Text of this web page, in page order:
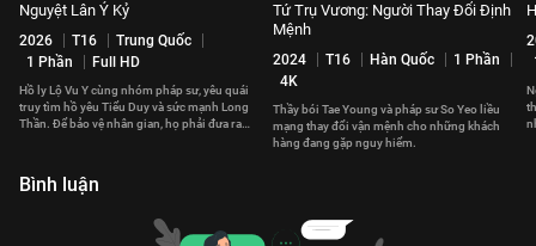
Nguyệt Lân Ỷ Kỷ
2026 T16
Trung Quốc
1 Phần
Full HD
Hồ ly Lộ Vu Y cùng nhóm pháp sư, yêu quái
truy tìm hồ yêu Tiểu Duy và sức mạnh Long
Thần. Để bảo vệ nhân gian, họ phải đưa ra
Tứ Trụ Vương: Người Thay Đổi Định
Mệnh
2024 T16 Hàn Quốc
1 Phần
4K
Thầy bói Tae Young và pháp sư So Yeo liều
mạng thay đổi vận mệnh cho những khách
hàng đang gặp nguy hiểm.
Bình luận